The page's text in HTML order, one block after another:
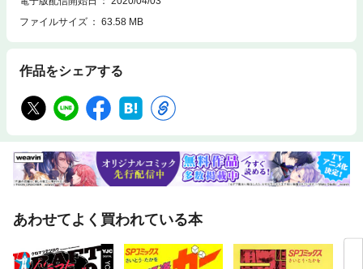
ファイルサイズ
63.58 MB
作品をシェアする
あわせてよく買われている本